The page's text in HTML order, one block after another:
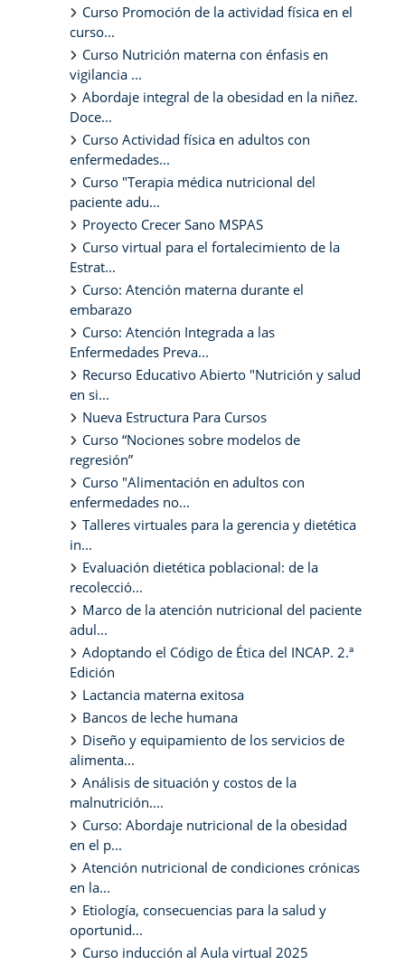
Curso Promoción de la actividad física en el
curso...
Curso Nutrición materna con énfasis en
vigilancia ...
Abordaje integral de la obesidad en la niñez.
Doce...
Curso Actividad física en adultos con
enfermedades...
Curso "Terapia médica nutricional del
paciente adu...
Proyecto Crecer Sano MSPAS
Curso virtual para el fortalecimiento de la
Estrat...
Curso: Atención materna durante el
embarazo
Curso: Atención Integrada a las
Enfermedades Preva...
Recurso Educativo Abierto "Nutrición y salud
en si...
Nueva Estructura Para Cursos
Curso “Nociones sobre modelos de
regresión”
Curso "Alimentación en adultos con
enfermedades no...
Talleres virtuales para la gerencia y dietética
in...
Evaluación dietética poblacional: de la
recolecció...
Marco de la atención nutricional del paciente
adul...
Adoptando el Código de Ética del INCAP. 2.ª
Edición
Lactancia materna exitosa
Bancos de leche humana
Diseño y equipamiento de los servicios de
alimenta...
Análisis de situación y costos de la
malnutrición....
Curso: Abordaje nutricional de la obesidad
en el p...
Atención nutricional de condiciones crónicas
en la...
Etiología, consecuencias para la salud y
oportunid...
Curso inducción al Aula virtual 2025